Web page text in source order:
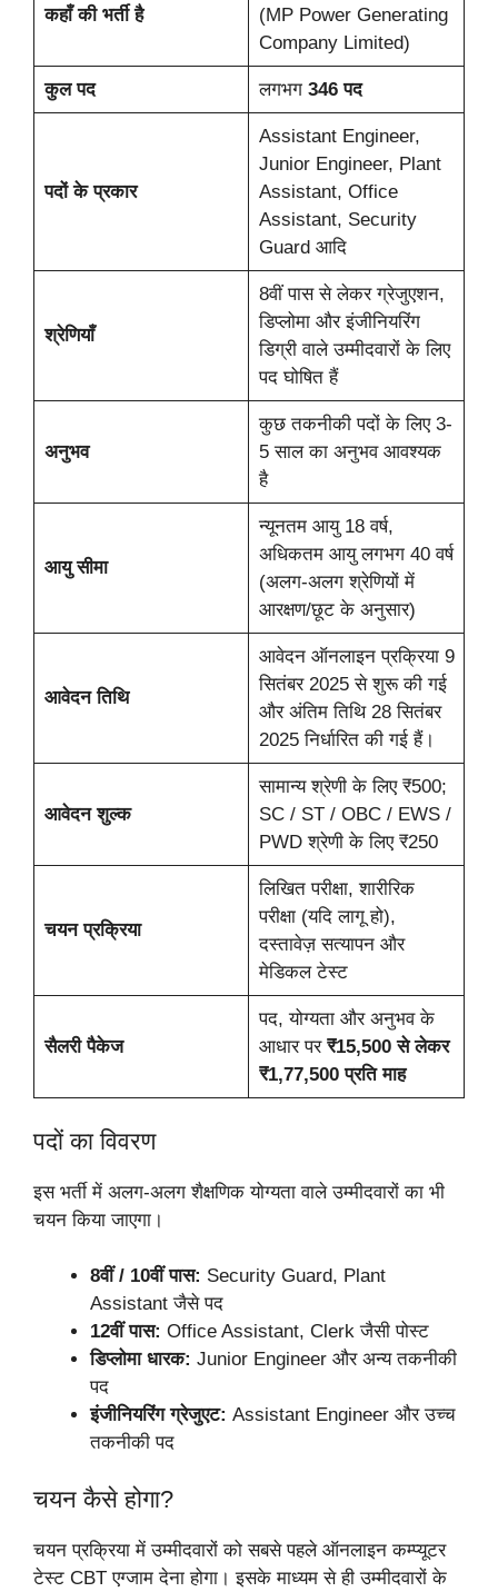
कहाँ की भर्ती है
(MP Power Generating
Company Limited)
कुल पद लगभग 346 पद
पदों के प्रकार
Assistant Engineer,
Junior Engineer, Plant
Assistant, Office
Assistant, Security
Guard आदि
श्रेणियाँ
8वीं पास से लेकर ग्रेजुएशन,
डिप्लोमा और इंजीनियरिंग
डिग्री वाले उम्मीदवारों के लिए
पद घोषित हैं
अनुभव
कुछ तकनीकी पदों के लिए 3-
5 साल का अनुभव आवश्यक
है
आयु सीमा
न्यूनतम आयु 18 वर्ष,
अधिकतम आयु लगभग 40 वर्ष
(अलग-अलग श्रेणियों में
आरक्षण/छूट के अनुसार)
आवेदन तिथि
आवेदन ऑनलाइन प्रक्रिया 9
सितंबर 2025 से शुरू की गई
और अंतिम तिथि 28 सितंबर
2025 निर्धारित की गई हैं।
आवेदन शुल्क
सामान्य श्रेणी के लिए ₹500;
SC / ST / OBC / EWS /
PWD श्रेणी के लिए ₹250
चयन प्रक्रिया
लिखित परीक्षा, शारीरिक
परीक्षा (यदि लागू हो),
दस्तावेज़ सत्यापन और
मेडिकल टेस्ट
सैलरी पैकेज
पद, योग्यता और अनुभव के
आधार पर ₹15,500 से लेकर
₹1,77,500 प्रति माह
पदों का विवरण
इस भर्ती में अलग-अलग शैक्षणिक योग्यता वाले उम्मीदवारों का भी
चयन किया जाएगा।
8वीं / 10वीं पास: Security Guard, Plant
Assistant जैसे पद
12वीं पास: Office Assistant, Clerk जैसी पोस्ट
डिप्लोमा धारक: Junior Engineer और अन्य तकनीकी
पद
इंजीनियरिंग ग्रेजुएट: Assistant Engineer और उच्च
तकनीकी पद
चयन कैसे होगा?
चयन प्रक्रिया में उम्मीदवारों को सबसे पहले ऑनलाइन कम्प्यूटर
टेस्ट CBT एग्जाम देना होगा। इसके माध्यम से ही उम्मीदवारों के